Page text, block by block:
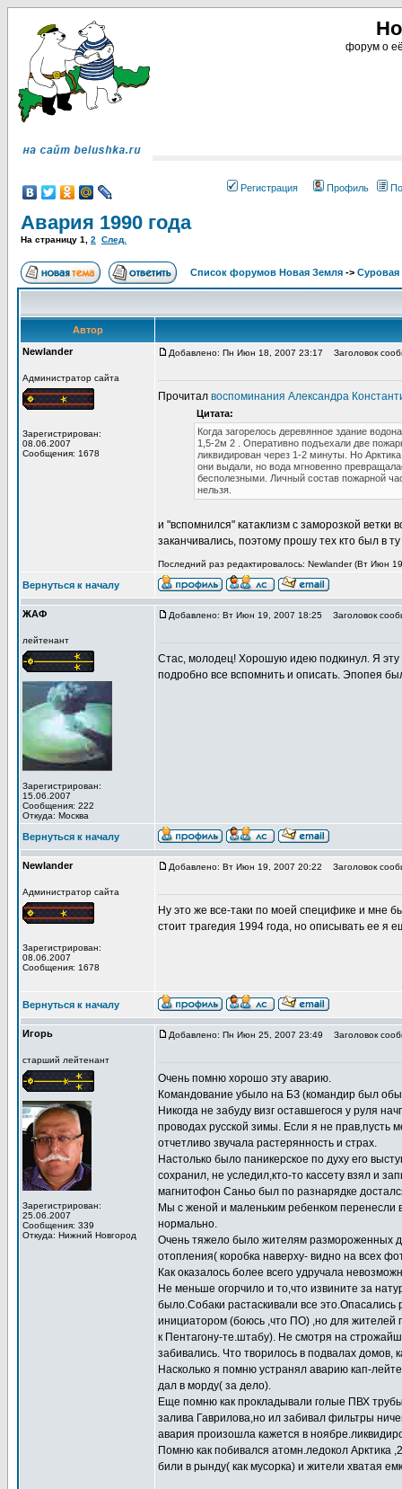
форум о
Регистрация Профиль
Авария 1990 года
На страницу 1 2 След.
Список форумов Новая Земля -> Суровая
Автор
Newlander
Администратор сайта
Зарегистрирован:
08.06.2007
Сообщения: 1678
Добавлено: Пн Июн 18, 2007 23:17 Заголовок
Прочитал воспоминания Александра
Цитата:
Когда загорелось деревянное здание
1,5-2м 2 . Оперативно подъехали две
ликвидирован через 1-2 минуты. Но
они выдали, но вода мгновенно
бесполезными. Личный состав пожарной
нельзя.
и "вспомнился" катаклизм с заморозкой
заканчивались, поэтому прошу тех кто был в
Последний раз редактировалось: Newlander (Вт Июн
Вернуться к началу
ЖАФ
лейтенант
Зарегистрирован:
15.06.2007
Сообщения: 222
Откуда: Москва
Добавлено: Вт Июн 19, 2007 18:25 Заголовок
Стас, молодец! Хорошую идею подкинул. Я эту
подробно все вспомнить и описать. Эпопея
Вернуться к началу
Newlander
Администратор сайта
Зарегистрирован:
08.06.2007
Сообщения: 1678
Добавлено: Вт Июн 19, 2007 20:22 Заголовок
Ну это же все-таки по моей специфике и мне
стоит трагедия 1994 года, но описывать ее я
Вернуться к началу
Игорь
старший лейтенант
Зарегистрирован:
25.06.2007
Сообщения: 339
Откуда: Нижний Новгород
Добавлено: Пн Июн 25, 2007 23:49 Заголовок
Очень помню хорошо эту аварию.
Командование убыло на БЗ (командир был
Никогда не забуду визг оставшегося у руля
проводах русской зимы. Если я не
отчетливо звучала растерянность и страх.
Настолько было паникерское по духу его
сохранил, не уследил,кто-то кассету взял и
магнитофон Саньо был по разнарядке
Мы с женой и маленьким ребенком перенесли
нормально.
Очень тяжело было жителям размороженных
отопления( коробка наверху- видно на всех
Как оказалось более всего удручала
Не меньше огорчило и то,что извините за
было.Собаки растаскивали все
инициатором (боюсь ,что ПО) ,но для жителей
к Пентагону-те.штабу). Не смотря на
забивались. Что творилось в подвалах домов,
Насколько я помню устранял аварию кап-
дал в морду( за дело).
Еще помню как прокладывали голые ПВХ
залива Гаврилова,но ил забивал фильтры
авария произошла кажется в
Помню как побивался атомн.ледокол Арктика
били в рынду( как мусорка) и жители хватая